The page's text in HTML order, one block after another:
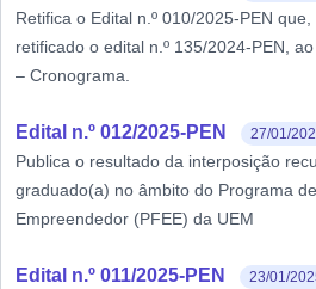
Retifica o Edital n.º 010/2025-PEN
retificado o edital n.º 135/2024-PEN,
– Cronograma.
Edital n.º 012/2025-PEN 27/01/
Publica o resultado da interposição
graduado(a) no âmbito do Programa
Empreendedor (PFEE) da UEM
Edital n.º 011/2025-PEN 23/01/